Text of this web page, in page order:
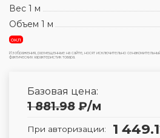
Вес 1 м
Объем 1 м
окл
Изображения, размещенные на сайте, носят исключительно
фактических характеристик товара.
Базовая цена:
1 881.98 ₽/м
При авторизации: 1